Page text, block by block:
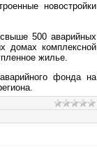
новостройки
500 аварийных
домах комплексной
жилье.
фонда на